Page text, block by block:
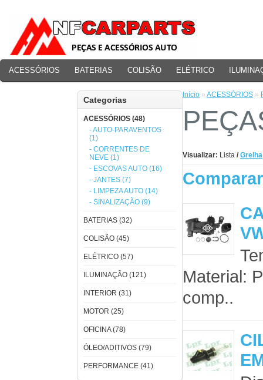
ACESSÓRIOS BATERIAS COLISÃO ELÉTRICO
Categorias
ACESSÓRIOS (48)
- AUTO-PARAVENTOS
(1)
- CORRENTES DE
NEVE (1)
- ESCOVAS AUTO (16)
- JANTES (7)
- LIMPEZA AUTO (14)
- SINALIZAÇÃO (9)
BATERIAS (32)
COLISÃO (45)
ELÉTRICO (57)
ILUMINAÇÃO (121)
INTERIOR (31)
MOTOR (25)
OFICINA (78)
ÓLEO/ADITIVOS (79)
PERFORMANCE (41)
Início » ACESSÓRIOS »
Visualizar: Lista / Grelha
Material:
comp..